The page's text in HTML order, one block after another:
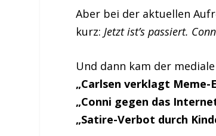
Aber bei der aktuellen
kurz: Jetzt ist’s passiert.
Und dann kam der
„Carlsen verklagt Meme-
„Conni gegen das
„Satire-Verbot durch